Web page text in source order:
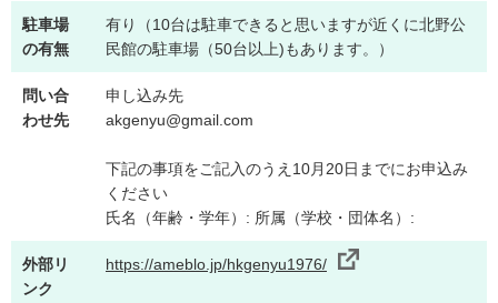
駐車場
の有無
有り（10台は駐車できると思いますが近くに北野公
民館の駐車場（50台以上)もあります。）
問い合
わせ先
申し込み先
akgenyu@gmail.com
下記の事項をご記入のうえ10月20日までにお申込み
ください
氏名（年齢・学年）: 所属（学校・団体名）:
外部リ
ンク
https://ameblo.jp/hkgenyu1976/